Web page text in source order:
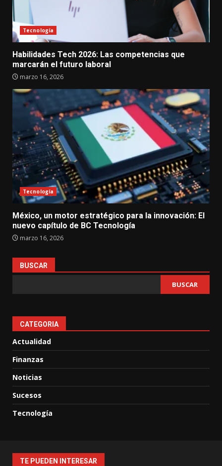
Tecnología
Habilidades Tech 2026: Las competencias que
marcarán el futuro laboral
marzo 16, 2026
Tecnología
México, un motor estratégico para la innovación: El
nuevo capítulo de BC Tecnología
marzo 16, 2026
BUSCAR
BUSCAR
CATEGORIA
Actualidad
Finanzas
Noticias
Sucesos
Tecnología
TE PUEDEN INTERESAR